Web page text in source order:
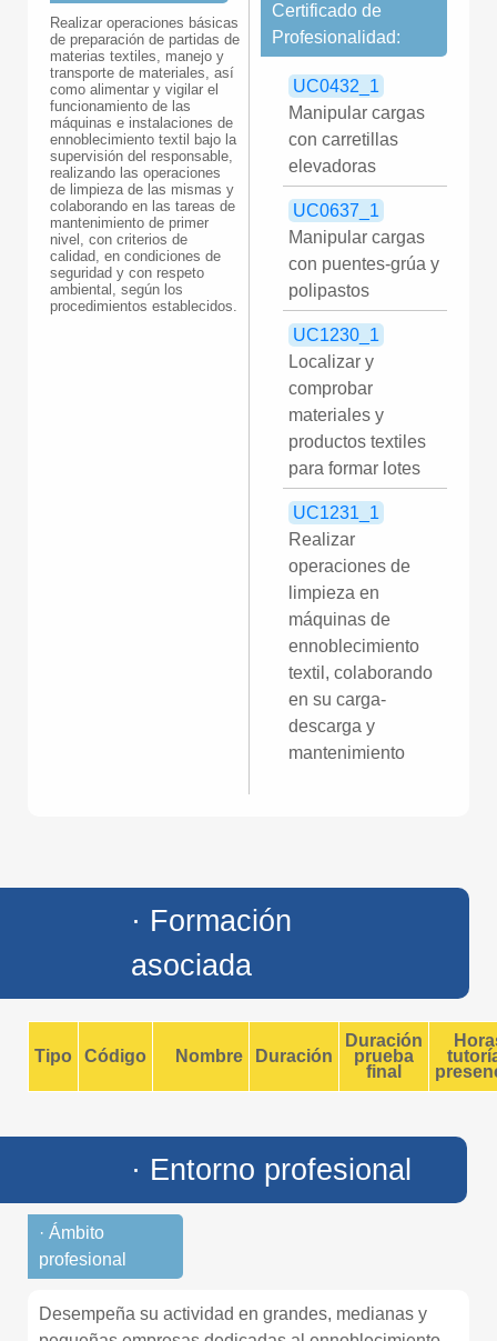
Realizar operaciones básicas
de preparación de partidas de
materias textiles, manejo y
transporte de materiales, así
como alimentar y vigilar el
funcionamiento de las
máquinas e instalaciones de
ennoblecimiento textil bajo la
supervisión del responsable,
realizando las operaciones
de limpieza de las mismas y
colaborando en las tareas de
mantenimiento de primer
nivel, con criterios de
calidad, en condiciones de
seguridad y con respeto
ambiental, según los
procedimientos establecidos.
Certificado de
Profesionalidad:
UC0432_1
Manipular cargas
con carretillas
elevadoras
UC0637_1
Manipular cargas
con puentes-grúa y
polipastos
UC1230_1
Localizar y
comprobar
materiales y
productos textiles
para formar lotes
UC1231_1
Realizar
operaciones de
limpieza en
máquinas de
ennoblecimiento
textil, colaborando
en su carga-
descarga y
mantenimiento
· Formación
asociada
Tipo Código Nombre Duración
Duración
prueba
final
· Entorno profesional
· Ámbito
profesional
Desempeña su actividad en grandes, medianas y